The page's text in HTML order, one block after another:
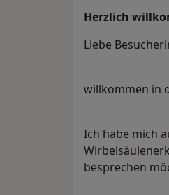
Herzlich
Liebe
willkommen in
Ich habe mich
besprechen